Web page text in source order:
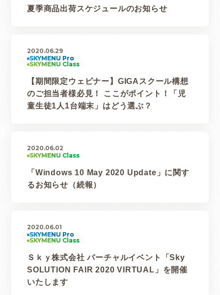
夏季商品出荷スケジュールのお知らせ
2020.06.29
【期間限定ウェビナー】GIGAスクール構想
のご担当者様必見！ ここがポイント！「児
童生徒1人1台端末」はどう選ぶ？
2020.06.02
「Windows 10 May 2020 Update」に関す
るお知らせ（続報）
2020.06.01
Ｓｋｙ株式会社 バーチャルイベント「Sky
SOLUTION FAIR 2020 VIRTUAL」を開催
いたします